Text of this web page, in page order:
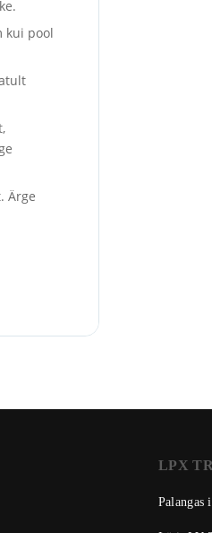
kui pool
Ärge
LPX
Palangas